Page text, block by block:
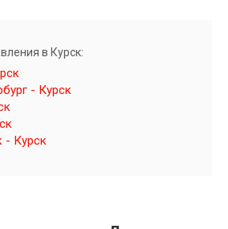
в Курск:
- Курск
- Курск